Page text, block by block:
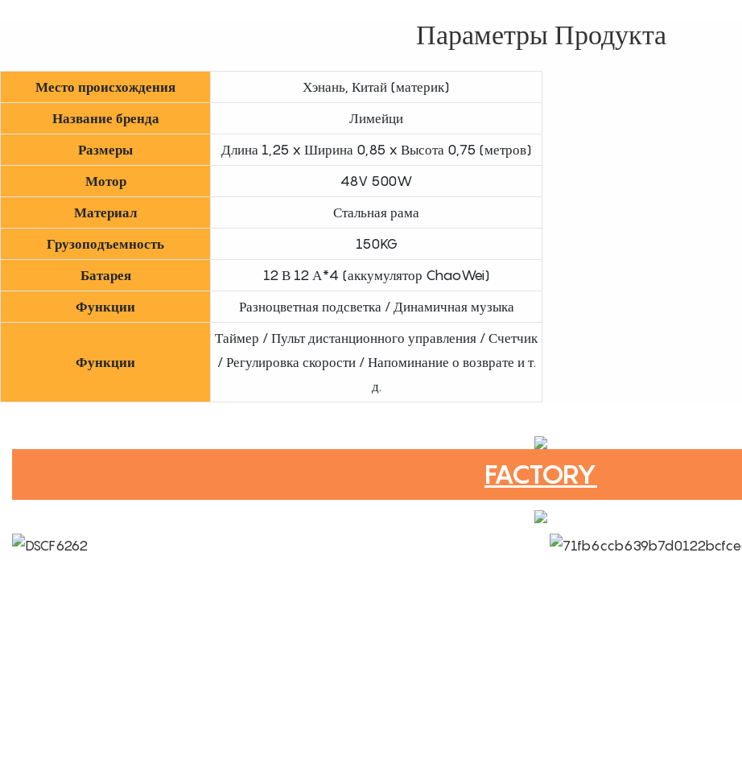
Параметры Продукта
Место происхождения
Хэнань, Китай (материк)
Название бренда
Лимейци
Размеры
Длина 1,25 x Ширина 0,85 x Высота 0,75 (метров)
Мотор
48V 500W
Материал
Стальная рама
Грузоподъемность
150KG
Батарея
12 В 12 А*4 (аккумулятор ChaoWei)
Функции
Разноцветная подсветка / Динамичная музыка
Функции
Таймер / Пульт дистанционного управления / Счетчик
/ Регулировка скорости / Напоминание о возврате и т.
д.
FACTORY